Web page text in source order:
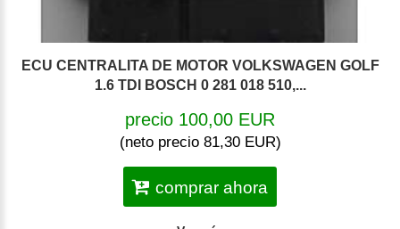
ECU CENTRALITA DE MOTOR VOLKSWAGEN GOLF
1.6 TDI BOSCH 0 281 018 510,...
precio 100,00 EUR
(neto precio 81,30 EUR)
comprar ahora